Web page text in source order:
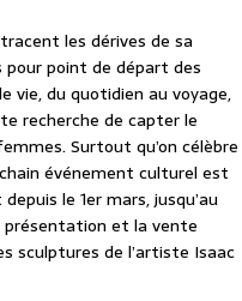
les dérives de sa
pour point de départ des
vie, du quotidien au voyage,
recherche de capter le
Surtout qu’on célèbre
événement culturel est
le 1er mars, jusqu’au
présentation et la vente
sculptures de l’artiste Isaac